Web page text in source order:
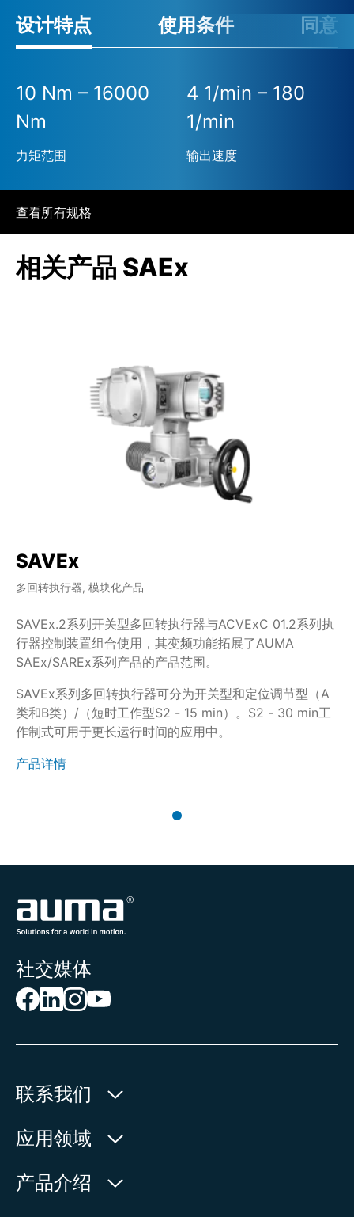
设计特点 使用条件 同意
10 Nm – 16000
Nm
力矩范围
4 1/min – 180
1/min
输出速度
查看所有规格
相关产品 SAEx
SAVEx
多回转执行器, 模块化产品
SAVEx.2系列开关型多回转执行器与ACVExC 01.2系列执
行器控制装置组合使用，其变频功能拓展了AUMA
SAEx/SAREx系列产品的产品范围。
SAVEx系列多回转执行器可分为开关型和定位调节型（A
类和B类）/（短时工作型S2 - 15 min）。S2 - 30 min工
作制式可用于更长运行时间的应用中。
产品详情
社交媒体
联系我们
欧玛执行器(中国)有限公司
人民北路171号
应用领域
水利
产品介绍